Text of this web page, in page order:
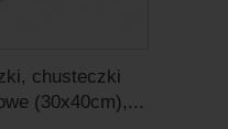
chusteczki
(30x40cm),...